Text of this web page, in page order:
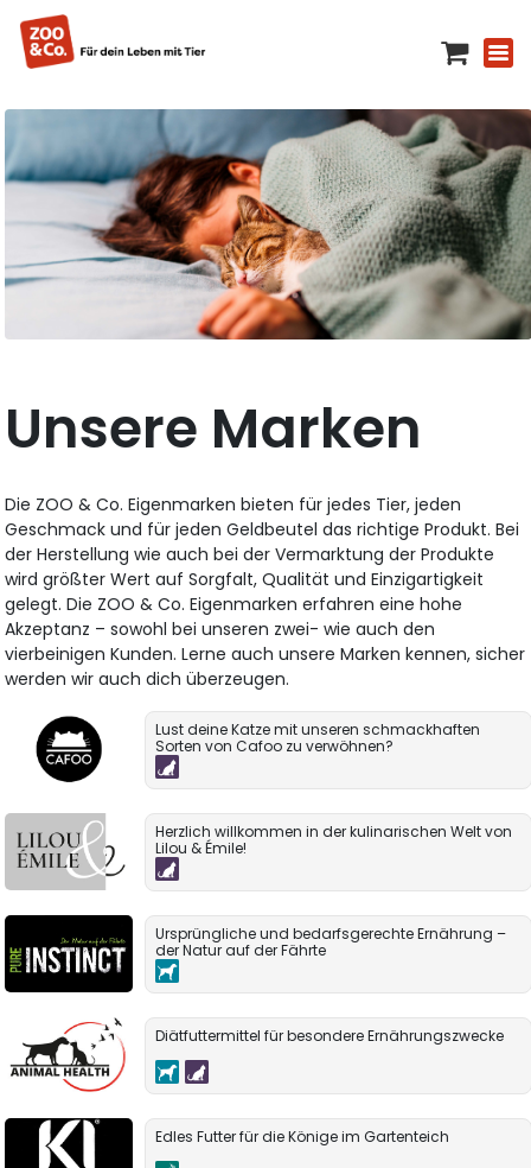
Unsere Marken
Die ZOO & Co. Eigenmarken bieten für jedes Tier, jeden
Geschmack und für jeden Geldbeutel das richtige Produkt. Bei
der Herstellung wie auch bei der Vermarktung der Produkte
wird größter Wert auf Sorgfalt, Qualität und Einzigartigkeit
gelegt. Die ZOO & Co. Eigenmarken erfahren eine hohe
Akzeptanz – sowohl bei unseren zwei- wie auch den
vierbeinigen Kunden. Lerne auch unsere Marken kennen, sicher
werden wir auch dich überzeugen.
Lust deine Katze mit unseren schmackhaften
Sorten von Cafoo zu verwöhnen?
Herzlich willkommen in der kulinarischen Welt von
Lilou & Émile!
Ursprüngliche und bedarfsgerechte Ernährung –
der Natur auf der Fährte
Diätfuttermittel für besondere Ernährungszwecke
Edles Futter für die Könige im Gartenteich